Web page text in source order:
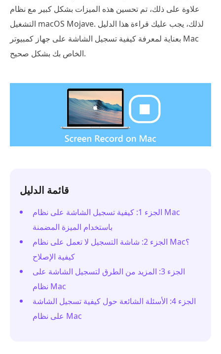
علاوة على ذلك، تم تحسين هذه الميزات بشكل كبير مع نظام
التشغيل macOS Mojave. لذلك، يجب عليك قراءة هذا الدليل
بعناية لمعرفة كيفية تسجيل الشاشة على جهاز كمبيوتر Mac
الخاص بك بشكل صحيح.
قائمة الدليل
الجزء 1: كيفية تسجيل الشاشة على نظام Mac
باستخدام الميزة المضمنة
الجزء 2: شاشة التسجيل لا تعمل على نظام Mac؟
كيفية الإصلاح
الجزء 3: المزيد من الطرق لتسجيل الشاشة على
نظام Mac
الجزء 4: الأسئلة الشائعة حول كيفية تسجيل الشاشة
على نظام Mac